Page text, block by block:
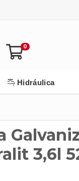
0
Hidráulica
3,6l